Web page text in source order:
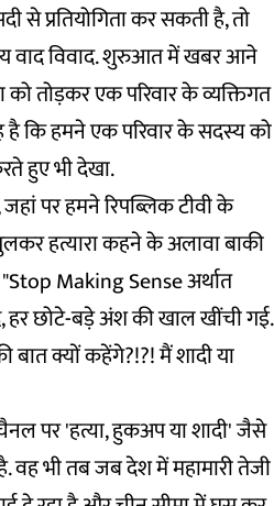
से प्रतियोगिता कर सकती है, तो
वाद विवाद. शुरुआत में खबर आने
तोड़कर एक परिवार के व्यक्तिगत
है कि हमने एक परिवार के सदस्य को
हुए भी देखा.
पर हमने रिपब्लिक टीवी के
हत्यारा कहने के अलावा बाकी
Making Sense अर्थात
हर छोटे-बड़े अंश की खाल खींची गई.
बात क्यों कहेंगे?!?! मैं शादी या
पर 'हत्या, हुकअप या शादी' जैसे
वह भी तब जब देश में महामारी तेजी